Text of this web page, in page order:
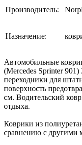
Производитель:
Назначение:
Автомобильные
(Mercedes Sprinter
переходники для
поверхность
см. Водительский
отдыха.
Коврики из
сравнению с другими